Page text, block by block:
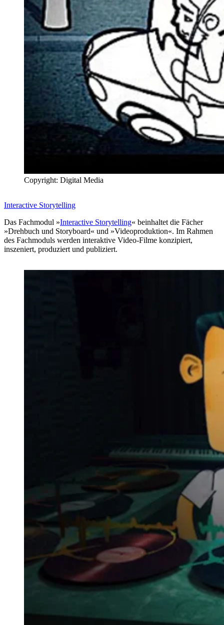
Copyright: Digital Media
Interactive Storytelling
Das Fachmodul »Interactive Storytelling« beinhaltet die Fächer
»Drehbuch und Storyboard« und »Videoproduktion«. Im Rahmen
des Fachmoduls werden interaktive Video-Filme konzipiert,
inszeniert, produziert und publiziert.